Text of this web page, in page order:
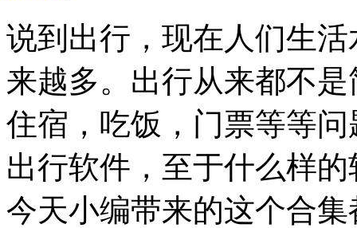
说到出行，现在人们生
来越多。出行从来都不
住宿，吃饭，门票等等
出行软件，至于什么样
今天小编带来的这个合